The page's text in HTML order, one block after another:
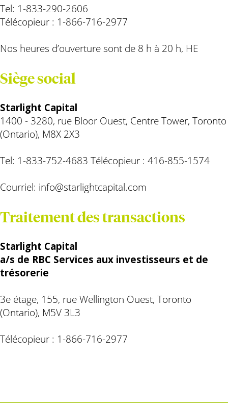
Tel: 1-833-290-2606
Télécopieur : 1-866-716-2977
Nos heures d’ouverture sont de 8 h à 20 h, HE
Siège social
Starlight Capital
1400 - 3280, rue Bloor Ouest, Centre Tower, Toronto
(Ontario), M8X 2X3
Tel: 1-833-752-4683 Télécopieur : 416-855-1574
Courriel: info@starlightcapital.com
Traitement des transactions
Starlight Capital
a/s de RBC Services aux investisseurs et de
trésorerie
3e étage, 155, rue Wellington Ouest, Toronto
(Ontario), M5V 3L3
Télécopieur : 1-866-716-2977